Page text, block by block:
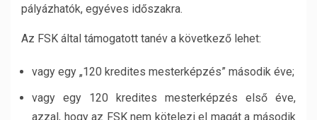
pályázhatók, egyéves időszakra.
Az FSK által támogatott tanév a következő lehet:
vagy egy „120 kredites mesterképzés” második éve;
vagy egy 120 kredites mesterképzés első éve,
azzal, hogy az FSK nem kötelezi el magát a második